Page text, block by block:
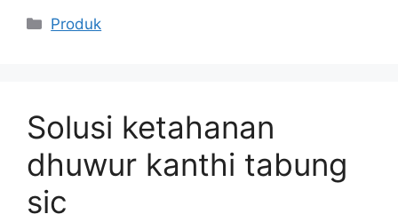
Kategori
Produk
Solusi ketahanan
dhuwur kanthi tabung
sic